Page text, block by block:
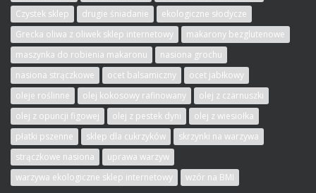
Czystek sklep
drugie śniadanie
ekologiczne słodycze
Grecka oliwa z oliwek sklep internetowy
makarony bezglutenowe
maszynka do robienia makaronu
nasiona grochu
nasiona strączkowe
ocet balsamiczny
ocet jabłkowy
oleje roślinne
olej kokosowy rafinowany
olej z czarnuszki
olej z opuncji figowej
olej z pestek dyni
olej z wiesiołka
płatki pszenne
sklep dla cukrzyków
skrzynki na warzywa
strączkowe nasiona
uprawa warzyw
warzywa ekologiczne sklep internetowy
wzór na BMI